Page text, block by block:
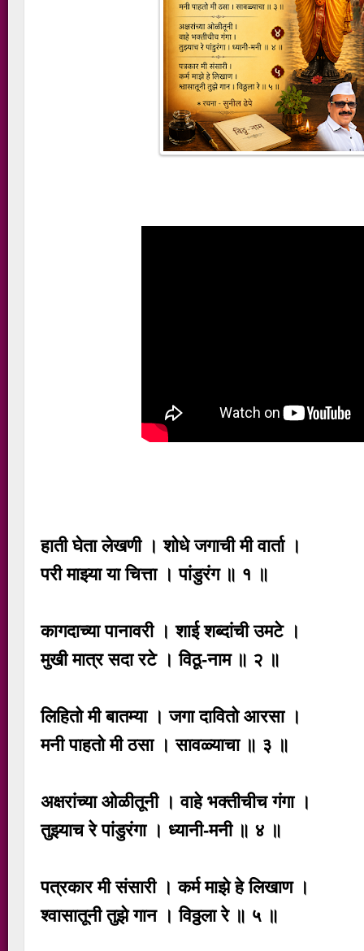
हाती घेता लेखणी । शोधे जगाची मी वार्ता ।
परी माझ्या या चित्ता । पांडुरंग ॥ १ ॥
कागदाच्या पानावरी । शाई शब्दांची उमटे ।
मुखी मात्र सदा रटे । विठू-नाम ॥ २ ॥
लिहितो मी बातम्या । जगा दावितो आरसा ।
मनी पाहतो मी ठसा । सावळ्याचा ॥ ३ ॥
अक्षरांच्या ओळीतूनी । वाहे भक्तीचीच गंगा ।
तुझ्याच रे पांडुरंगा । ध्यानी-मनी ॥ ४ ॥
पत्रकार मी संसारी । कर्म माझे हे लिखाण ।
श्वासातूनी तुझे गान । विठ्ठला रे ॥ ५ ॥